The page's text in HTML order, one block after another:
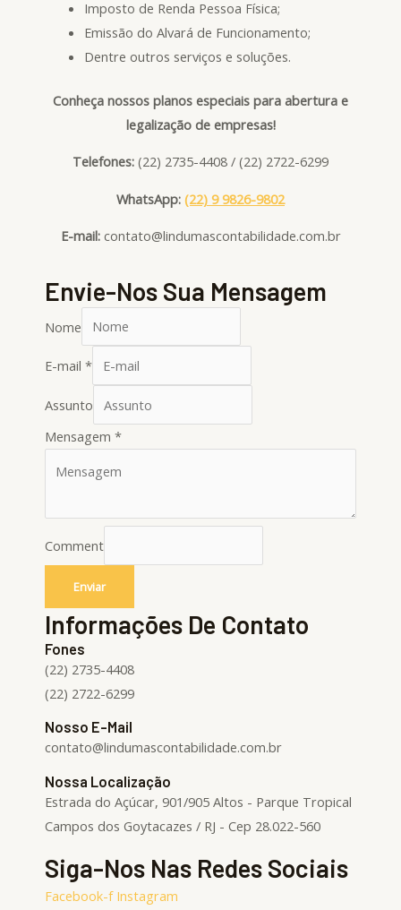
Imposto de Renda Pessoa Física;
Emissão do Alvará de Funcionamento;
Dentre outros serviços e soluções.
Conheça nossos planos especiais para abertura e
legalização de empresas!
Telefones: (22) 2735-4408 / (22) 2722-6299
WhatsApp: (22) 9 9826-9802
E-mail:contato@lindumascontabilidade.com.br
Envie-Nos Sua Mensagem
Nome
E-mail *
Assunto
Mensagem *
Comment
Enviar
Informações De Contato
Fones
(22) 2735-4408
(22) 2722-6299
Nosso E-Mail
contato@lindumascontabilidade.com.br
Nossa Localização
Estrada do Açúcar, 901/905 Altos - Parque Tropical
Campos dos Goytacazes / RJ - Cep 28.022-560
Siga-Nos Nas Redes Sociais
Facebook-f Instagram